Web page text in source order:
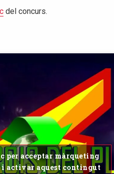
del concurs.
per acceptar màrqueting
i activar aquest contingut